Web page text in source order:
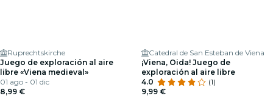
Ruprechtskirche
Juego de exploración al aire
libre «Viena medieval»
01 ago - 01 dic
8,99 €
Catedral de San Esteban de Viena
¡Viena, Oida! Juego de
exploración al aire libre
4.0
(1)
9,99 €